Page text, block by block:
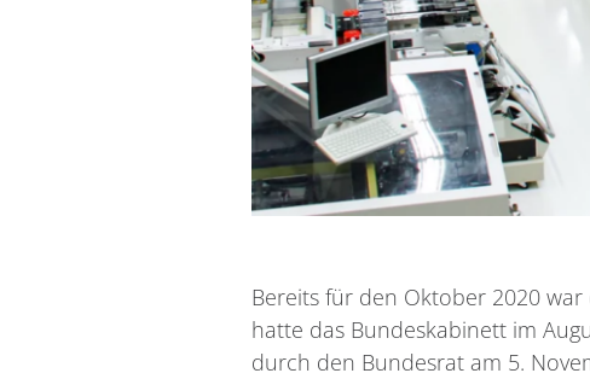
Bereits für den Oktober 2020
hatte das Bundeskabinett im
durch den Bundesrat am 5.